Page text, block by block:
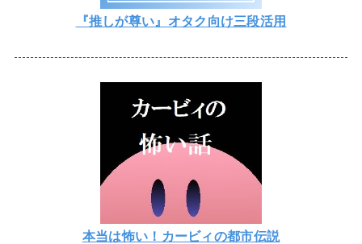
『推しが尊い』オタク向け三段活用
本当は怖い！カービィの都市伝説